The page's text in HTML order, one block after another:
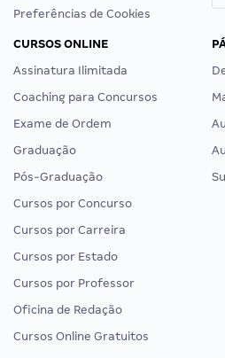
Preferências de Cookies
CURSOS ONLINE
Assinatura Ilimitada
Coaching para Concursos
Exame de Ordem
Graduação
Pós-Graduação
Cursos por Concurso
Cursos por Carreira
Cursos por Estado
Cursos por Professor
Oficina de Redação
Cursos Online Gratuitos